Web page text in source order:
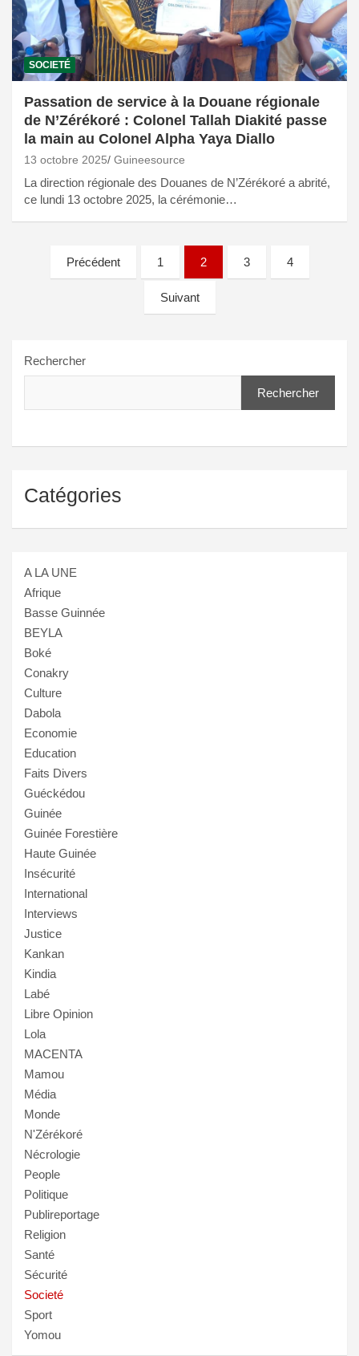
SOCIETÉ
Passation de service à la Douane régionale
de N’Zérékoré : Colonel Tallah Diakité passe
la main au Colonel Alpha Yaya Diallo
13 octobre 2025 Guineesource
La direction régionale des Douanes de N’Zérékoré a abrité,
ce lundi 13 octobre 2025, la cérémonie…
Pagination
Précédent 1 2 3 4
Suivant
Rechercher
Rechercher
Catégories
A LA UNE
Afrique
Basse Guinnée
BEYLA
Boké
Conakry
Culture
Dabola
Economie
Education
Faits Divers
Guéckédou
Guinée
Guinée Forestière
Haute Guinée
Insécurité
International
Interviews
Justice
Kankan
Kindia
Labé
Libre Opinion
Lola
MACENTA
Mamou
Média
Monde
N'Zérékoré
Nécrologie
People
Politique
Publireportage
Religion
Santé
Sécurité
Societé
Sport
Yomou